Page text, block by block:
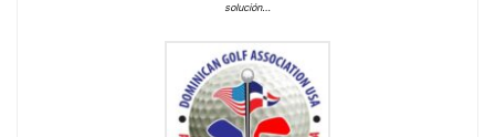
solución…